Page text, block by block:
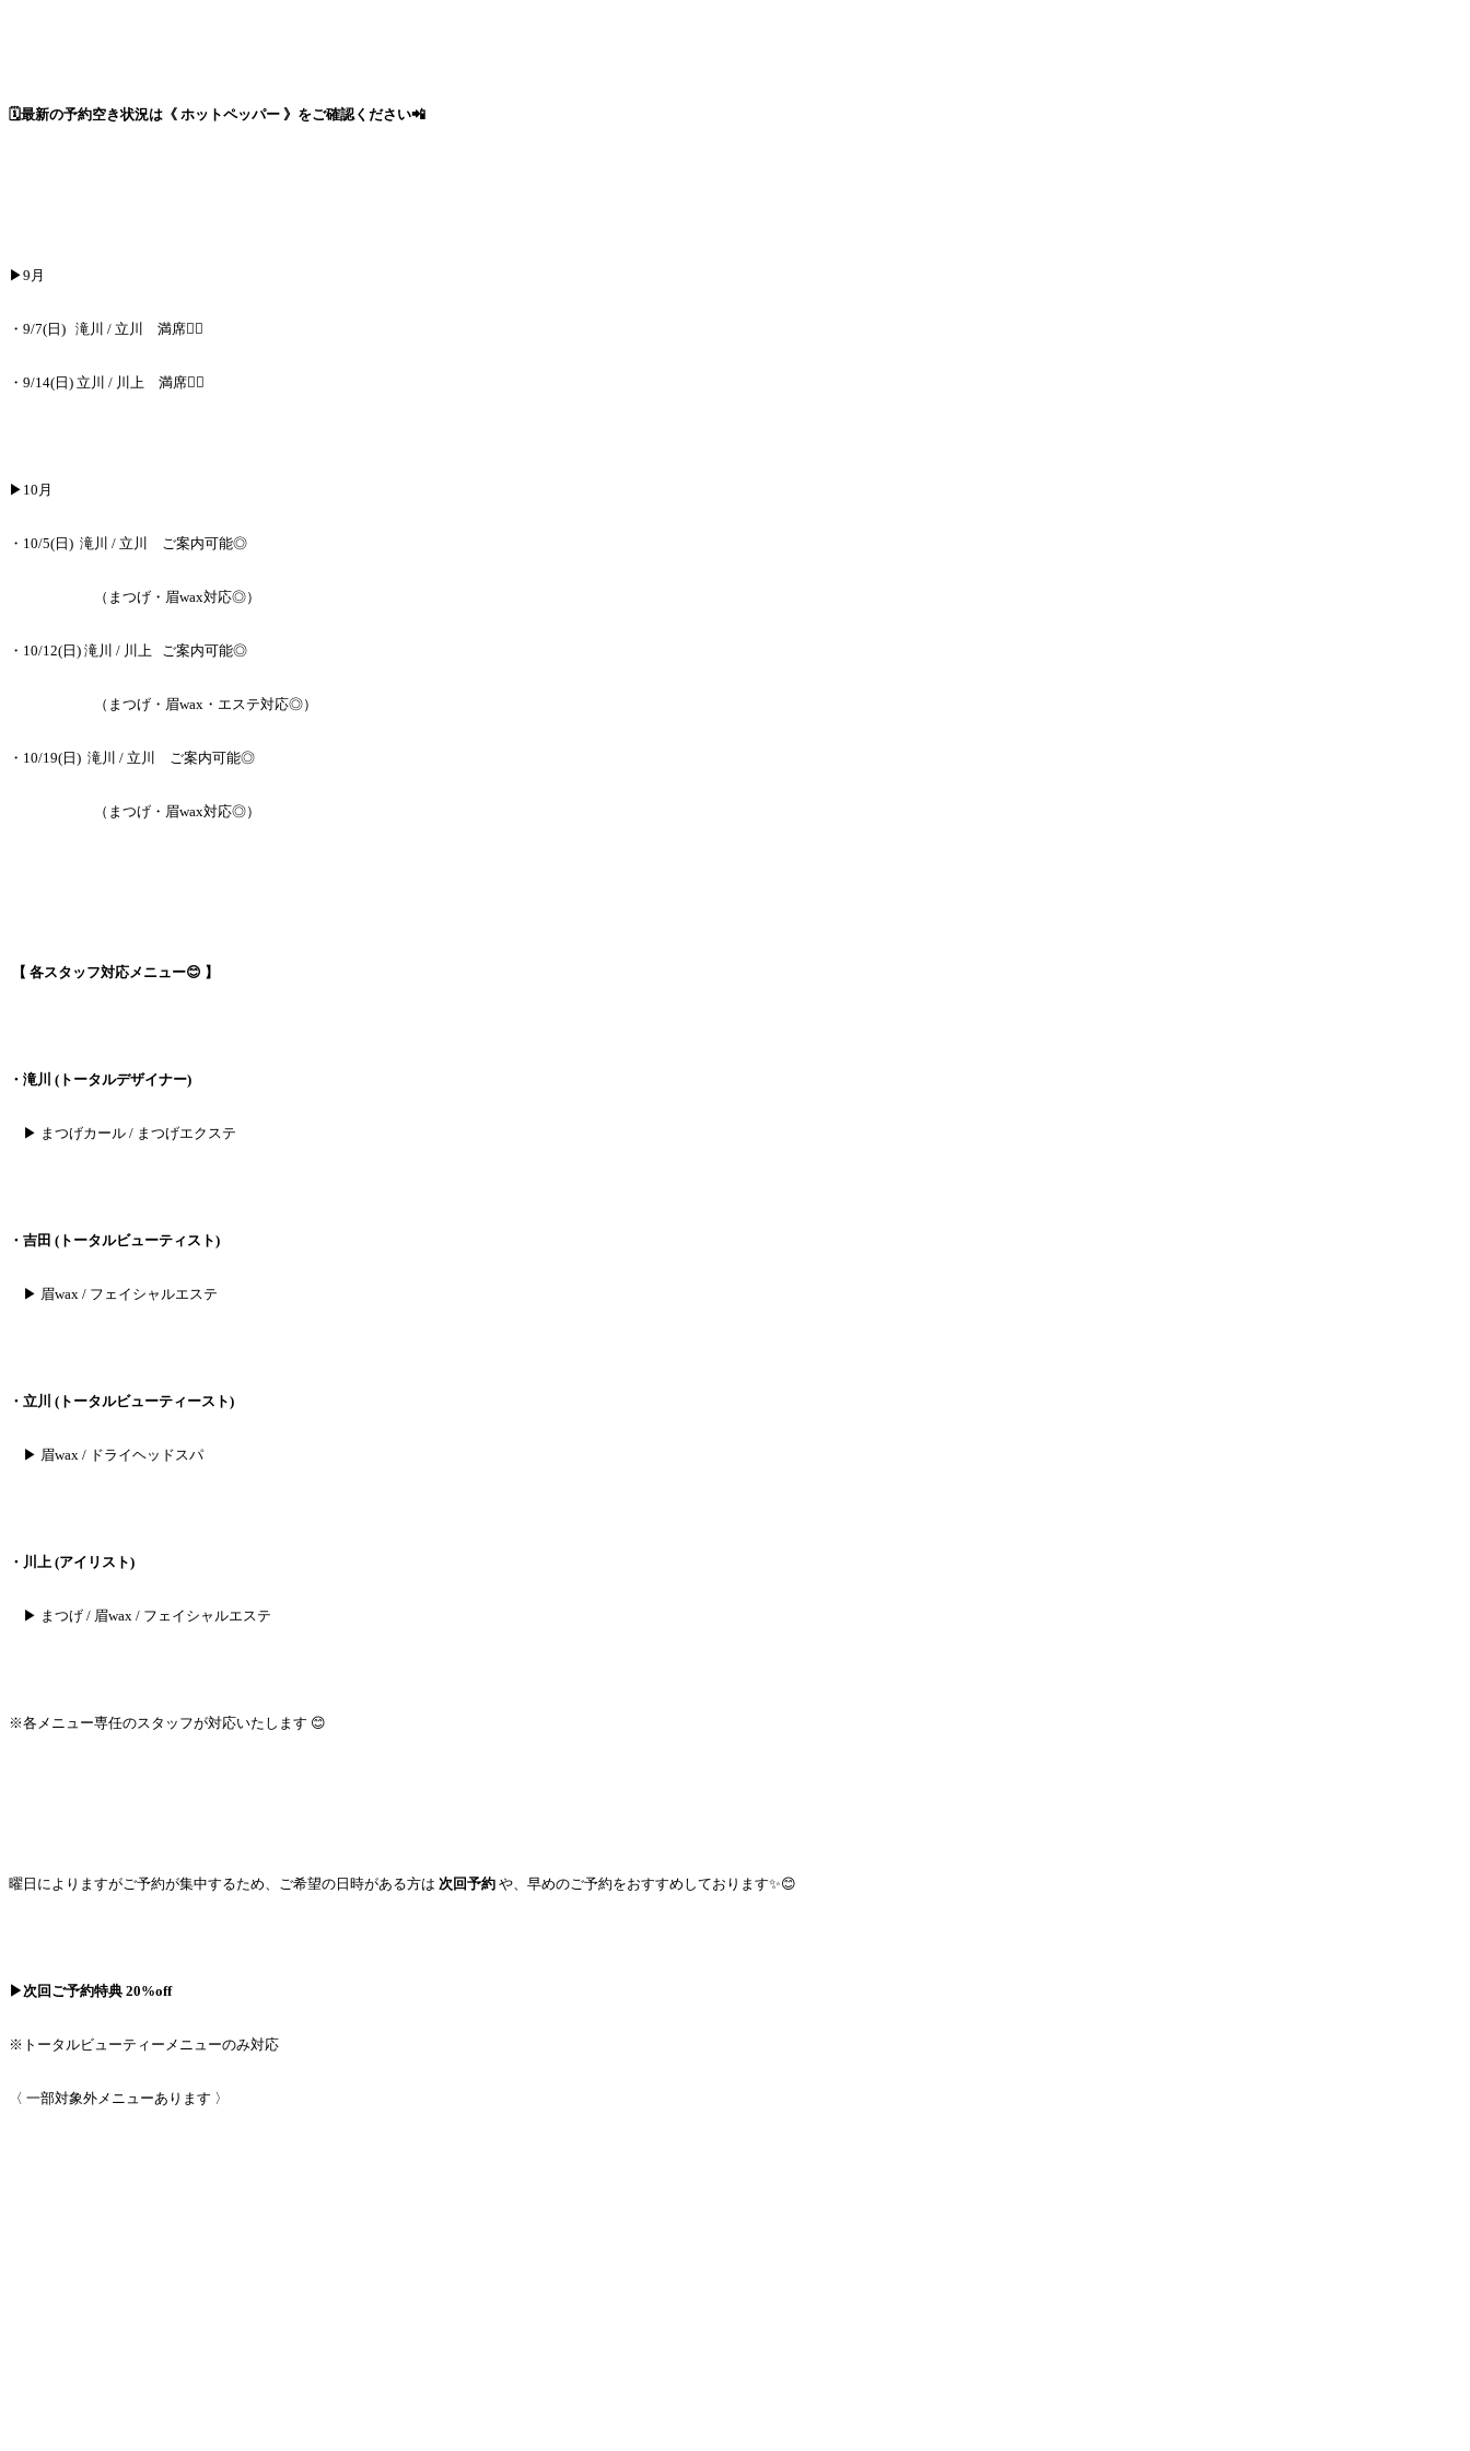
🗓️最新の予約空き状況は《 ホットペッパー 》をご確認ください📲
▶︎9月
・9/7(日) 滝川 / 立川 満席🙇‍♂️
・9/14(日) 立川 / 川上 満席🙇‍♂️
▶︎10月
・10/5(日) 滝川 / 立川 ご案内可能◎
（まつげ・眉wax対応◎）
・10/12(日) 滝川 / 川上 ご案内可能◎
（まつげ・眉wax・エステ対応◎）
・10/19(日) 滝川 / 立川 ご案内可能◎
（まつげ・眉wax対応◎）
【 各スタッフ対応メニュー😊 】
・ 滝川 (トータルデザイナー)
▶︎ まつげカール / まつげエクステ
・ 吉田 (トータルビューティスト)
▶︎ 眉wax / フェイシャルエステ
・立川 (トータルビューティースト)
▶︎ 眉wax / ドライヘッドスパ
・川上 (アイリスト)
▶︎ まつげ / 眉wax / フェイシャルエステ
※各メニュー専任のスタッフが対応いたします 😊
曜日によりますが ご予約が集中するため、 ご希望の日時がある方は 次回予約 や、早めのご予約をおすすめしております✨😊
▶︎次回ご予約特典 20%off
※トータルビューティーメニューのみ対応
〈 一部対象外メニューあります 〉